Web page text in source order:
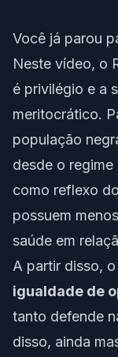
Você já parou
Neste vídeo, o
é privilégio e a
meritocrático.
população
desde o
como reflexo
possuem
saúde em
A partir disso,
igualdade de
tanto defende
disso, ainda